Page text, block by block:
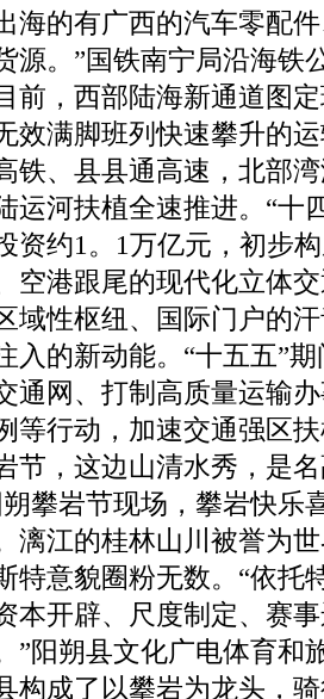
海的有广西的汽车零配
源。”国铁南宁局沿海铁
前，西部陆海新通道图
效满脚班列快速攀升的
铁、县县通高速，北部
运河扶植全速推进。“十
资约1。1万亿元，初步
空港跟尾的现代化立体
域性枢纽、国际门户的
的新动能。“十五五”
通网、打制高质量运输
等行动，加速交通强区
节，这边山清水秀，是
攀岩节现场，攀岩快乐
漓江的桂林山川被誉为
特意貌圈粉无数。“依托
本开辟、尺度制定、赛
”阳朔县文化广电体育和
构成了以攀岩为龙头，